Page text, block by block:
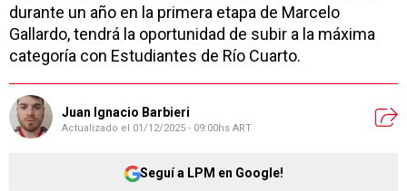
durante un año en la primera etapa de Marcelo
Gallardo, tendrá la oportunidad de subir a la máxima
categoría con Estudiantes de Río Cuarto.
Juan Ignacio Barbieri
Actualizado el 01/12/2025 - 09:00hs ART
Seguí a LPM en Google!